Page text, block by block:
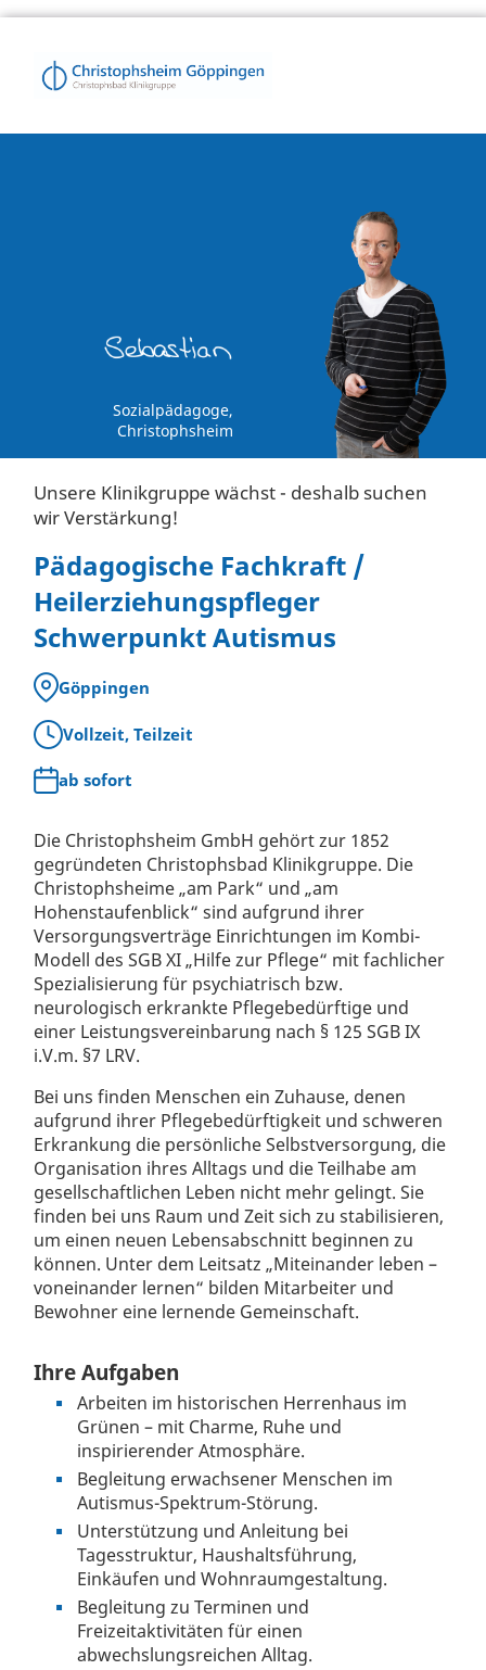
Sozialpädagoge,
Christophsheim
Unsere Klinikgruppe wächst - deshalb suchen
wir Verstärkung!
Pädagogische Fachkraft /
Heilerziehungspfleger
Schwerpunkt Autismus
Göppingen
Vollzeit, Teilzeit
ab sofort
Die Christophsheim GmbH gehört zur 1852
gegründeten Christophsbad Klinikgruppe. Die
Christophsheime „am Park“ und „am
Hohenstaufenblick“ sind aufgrund ihrer
Versorgungsverträge Einrichtungen im Kombi-
Modell des SGB XI „Hilfe zur Pflege“ mit fachlicher
Spezialisierung für psychiatrisch bzw.
neurologisch erkrankte Pflegebedürftige und
einer Leistungsvereinbarung nach § 125 SGB IX
i.V.m. §7 LRV.
Bei uns finden Menschen ein Zuhause, denen
aufgrund ihrer Pflegebedürftigkeit und schweren
Erkrankung die persönliche Selbstversorgung, die
Organisation ihres Alltags und die Teilhabe am
gesellschaftlichen Leben nicht mehr gelingt. Sie
finden bei uns Raum und Zeit sich zu stabilisieren,
um einen neuen Lebensabschnitt beginnen zu
können. Unter dem Leitsatz „Miteinander leben –
voneinander lernen“ bilden Mitarbeiter und
Bewohner eine lernende Gemeinschaft.
Ihre Aufgaben
Arbeiten im historischen Herrenhaus im
Grünen – mit Charme, Ruhe und
inspirierender Atmosphäre.
Begleitung erwachsener Menschen im
Autismus-Spektrum-Störung.
Unterstützung und Anleitung bei
Tagesstruktur, Haushaltsführung,
Einkäufen und Wohnraumgestaltung.
Begleitung zu Terminen und
Freizeitaktivitäten für einen
abwechslungsreichen Alltag.